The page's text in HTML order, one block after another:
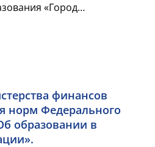
«Город
муниципальных
финансов
норм Федерального
образовании в